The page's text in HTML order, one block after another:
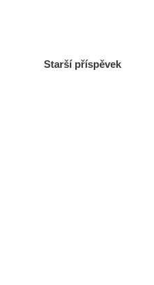
Starší příspěvek